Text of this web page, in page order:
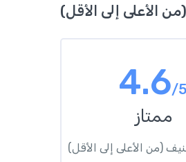
الأعلى إلى الأقل)
4.6/5
ممتاز